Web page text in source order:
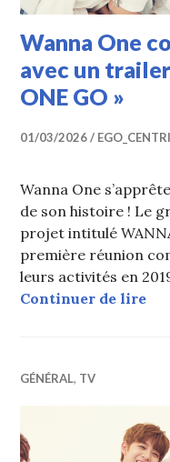
Wanna One
avec un
ONE GO »
01/03/2026
Wanna One
de son histoire ! Le
projet intitulé
première réunion
leurs activités en
Continuer de lire
GÉNÉRAL, TV